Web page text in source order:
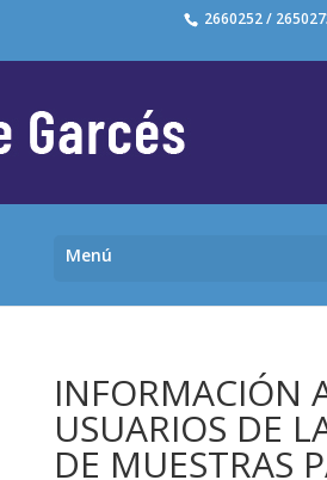
2660252 /
INFORMACIÓN
USUARIOS DE
DE MUESTRAS